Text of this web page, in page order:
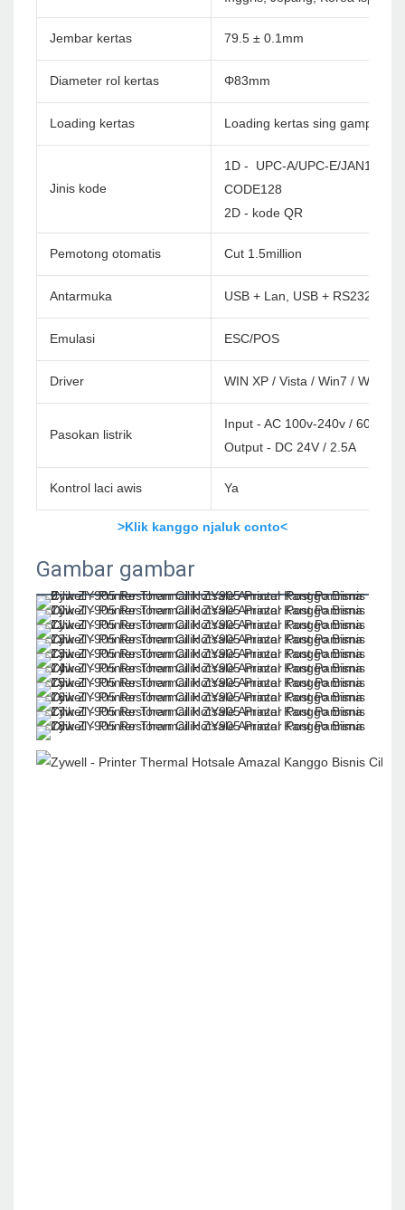
Jembar kertas 79.5 ± 0.1mm
Diameter rol kertas Φ83mm
Loading kertas Loading kertas sing gampang
Jinis kode
1D - UPC-A/UPC-E/
CODE128
2D - kode QR
Pemotong otomatis Cut 1.5million
Antarmuka USB + Lan, USB + RS232 +
Emulasi ESC/POS
Driver WIN XP / Vista / Win7 / Win8 /
Pasokan listrik
Input - AC 100v-240v / 60Hz
Output - DC 24V / 2.5A
Kontrol laci awis Ya
>Klik kanggo njaluk conto<
Gambar gambar